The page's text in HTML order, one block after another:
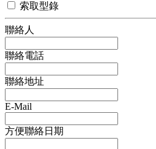
索取型錄
聯絡人
聯絡電話
聯絡地址
E-Mail
方便聯絡日期